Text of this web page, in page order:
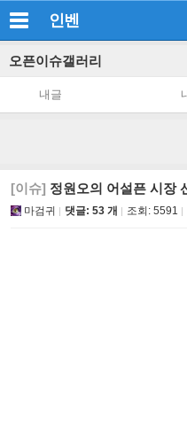
인벤
오픈이슈갤러리
내글
[이슈] 정원오의 어설픈 시장
마검귀 댓글: 53 개 조회: 5591